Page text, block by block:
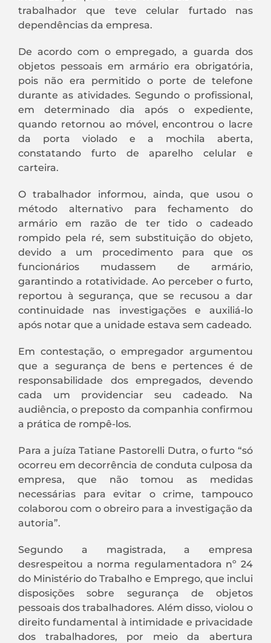
trabalhador que teve celular furtado nas
dependências da empresa.
De acordo com o empregado, a guarda dos
objetos pessoais em armário era obrigatória,
pois não era permitido o porte de telefone
durante as atividades. Segundo o profissional,
em determinado dia após o expediente,
quando retornou ao móvel, encontrou o lacre
da porta violado e a mochila aberta,
constatando furto de aparelho celular e
carteira.
O trabalhador informou, ainda, que usou o
método alternativo para fechamento do
armário em razão de ter tido o cadeado
rompido pela ré, sem substituição do objeto,
devido a um procedimento para que os
funcionários mudassem de armário,
garantindo a rotatividade. Ao perceber o furto,
reportou à segurança, que se recusou a dar
continuidade nas investigações e auxiliá-lo
após notar que a unidade estava sem cadeado.
Em contestação, o empregador argumentou
que a segurança de bens e pertences é de
responsabilidade dos empregados, devendo
cada um providenciar seu cadeado. Na
audiência, o preposto da companhia confirmou
a prática de rompê-los.
Para a juíza Tatiane Pastorelli Dutra, o furto “só
ocorreu em decorrência de conduta culposa da
empresa, que não tomou as medidas
necessárias para evitar o crime, tampouco
colaborou com o obreiro para a investigação da
autoria”.
Segundo a magistrada, a empresa
desrespeitou a norma regulamentadora nº 24
do Ministério do Trabalho e Emprego, que inclui
disposições sobre segurança de objetos
pessoais dos trabalhadores. Além disso, violou o
direito fundamental à intimidade e privacidade
dos trabalhadores, por meio da abertura